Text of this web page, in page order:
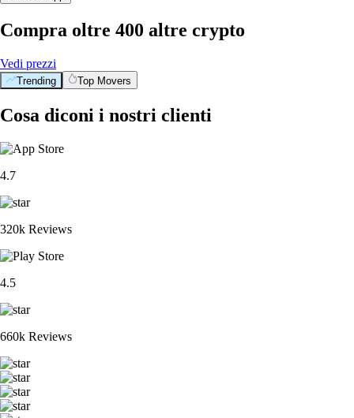
Compra oltre 400 altre crypto
Vedi prezzi
Trending Top Movers
Cosa diconi i nostri clienti
4.7
320k Reviews
4.5
660k Reviews